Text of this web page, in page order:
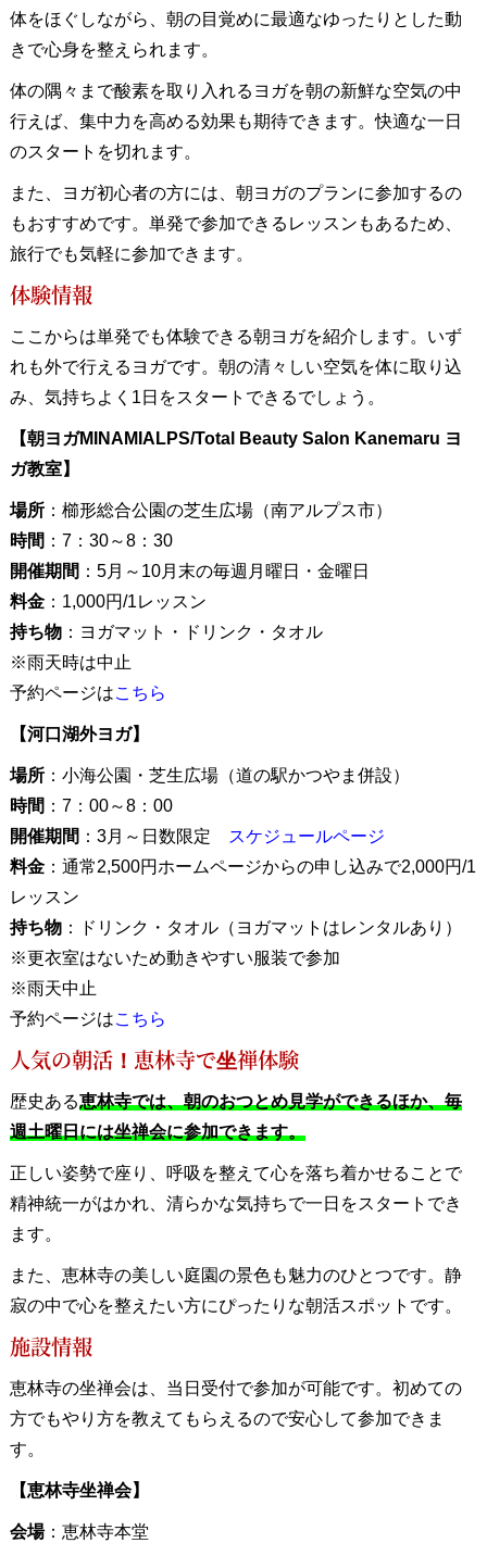
体をほぐしながら、朝の目覚めに最適なゆったりとした動
きで心身を整えられます。
体の隅々まで酸素を取り入れるヨガを朝の新鮮な空気の中
行えば、集中力を高める効果も期待できます。快適な一日
のスタートを切れます。
また、ヨガ初心者の方には、朝ヨガのプランに参加するの
もおすすめです。単発で参加できるレッスンもあるため、
旅行でも気軽に参加できます。
体験情報
ここからは単発でも体験できる朝ヨガを紹介します。いず
れも外で行えるヨガです。朝の清々しい空気を体に取り込
み、気持ちよく1日をスタートできるでしょう。
【朝ヨガMINAMIALPS/Total Beauty Salon Kanemaru ヨ
ガ教室】
場所：櫛形総合公園の芝生広場（南アルプス市）
時間 ：7：30～8：30
開催期間 ：5月～10月末の毎週月曜日・金曜日
料金：1,000円/1レッスン
持ち物：ヨガマット・ドリンク・タオル
※雨天時は中止
予約ページはこちら
【河口湖外ヨガ】
場所：小海公園・芝生広場（道の駅かつやま併設）
時間 ：7：00～8：00
開催期間 ：3月～日数限定
スケジュールページ
料金：通常2,500円ホームページからの申し込みで2,000円/1
レッスン
持ち物：ドリンク・タオル（ヨガマットはレンタルあり）
※更衣室はないため動きやすい服装で参加
※雨天中止
予約ページはこちら
人気の朝活！恵林寺で坐禅体験
歴史ある恵林寺では、朝のおつとめ見学ができるほか、毎
週土曜日には坐禅会に参加できます。
正しい姿勢で座り、呼吸を整えて心を落ち着かせることで
精神統一がはかれ、清らかな気持ちで一日をスタートでき
ます。
また、恵林寺の美しい庭園の景色も魅力のひとつです。静
寂の中で心を整えたい方にぴったりな朝活スポットです。
施設情報
恵林寺の坐禅会は、当日受付で参加が可能です。初めての
方でもやり方を教えてもらえるので安心して参加できま
す。
【恵林寺坐禅会】
会場：恵林寺本堂